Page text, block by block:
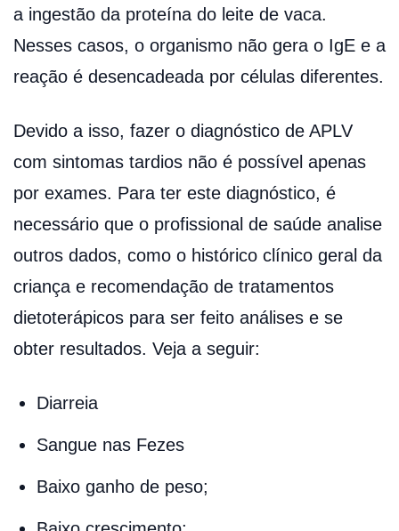
a ingestão da proteína do leite de vaca.
Nesses casos, o organismo não gera o IgE e a
reação é desencadeada por células diferentes.
Devido a isso, fazer o diagnóstico de APLV
com sintomas tardios não é possível apenas
por exames. Para ter este diagnóstico, é
necessário que o profissional de saúde analise
outros dados, como o histórico clínico geral da
criança e recomendação de tratamentos
dietoterápicos para ser feito análises e se
obter resultados. Veja a seguir:
Diarreia
Sangue nas Fezes
Baixo ganho de peso;